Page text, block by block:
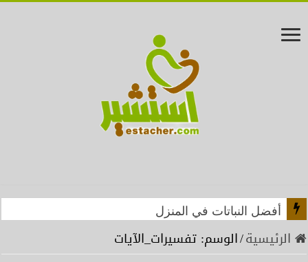
أفضل النباتات في المنزل
الرئيسية/الوسم:تفسيرات_الآيات